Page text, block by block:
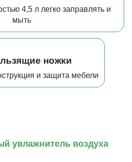
4,5 л легко заправлять и
мыть
ножки
и защита мебели
увлажнитель воздуха